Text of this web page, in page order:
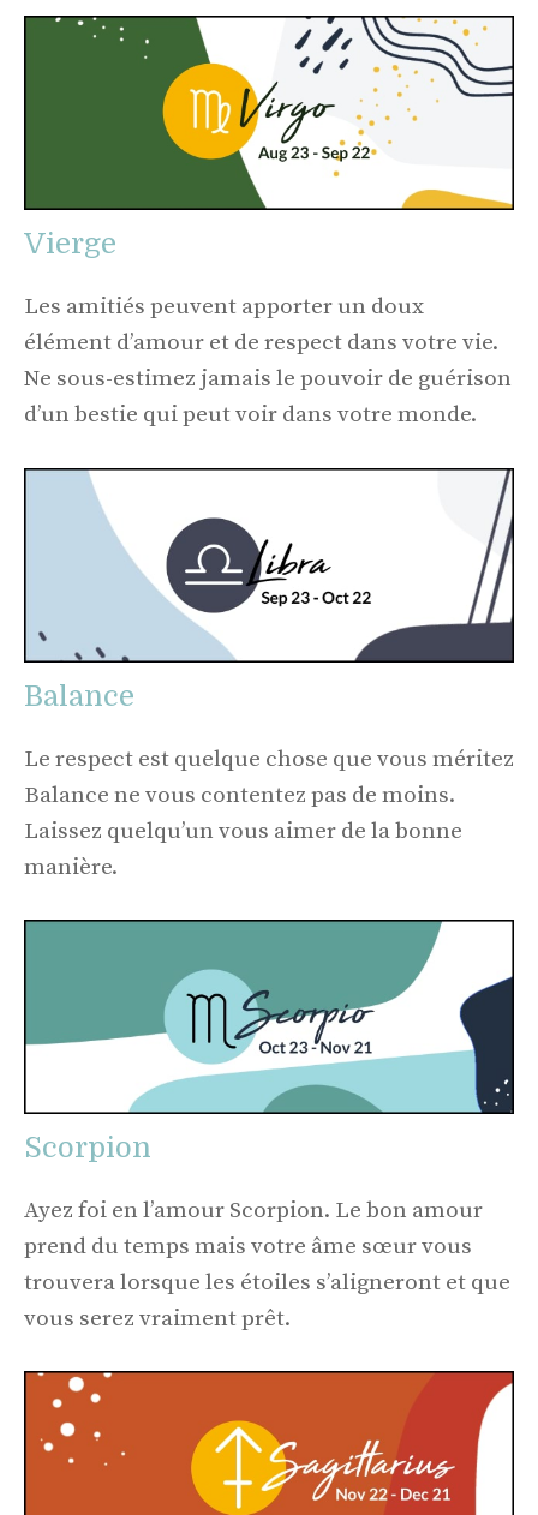
Vierge
Les amitiés peuvent apporter un doux
élément d’amour et de respect dans votre vie.
Ne sous-estimez jamais le pouvoir de guérison
d’un bestie qui peut voir dans votre monde.
Balance
Le respect est quelque chose que vous méritez
Balance ne vous contentez pas de moins.
Laissez quelqu’un vous aimer de la bonne
manière.
Scorpion
Ayez foi en l’amour Scorpion. Le bon amour
prend du temps mais votre âme sœur vous
trouvera lorsque les étoiles s’aligneront et que
vous serez vraiment prêt.